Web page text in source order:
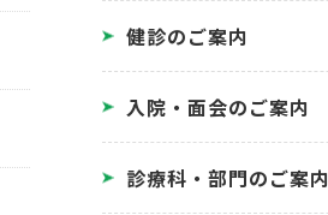
健診のご案内
入院・面会のご案内
診療科・部門のご案内